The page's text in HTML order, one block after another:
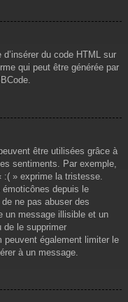
du code HTML sur
qui peut être générée par
être utilisées grâce à
sentiments. Par exemple,
:( » exprime la tristesse.
depuis le
ne pas abuser des
un message illisible et un
de le supprimer
peuvent également limiter le
à un message.